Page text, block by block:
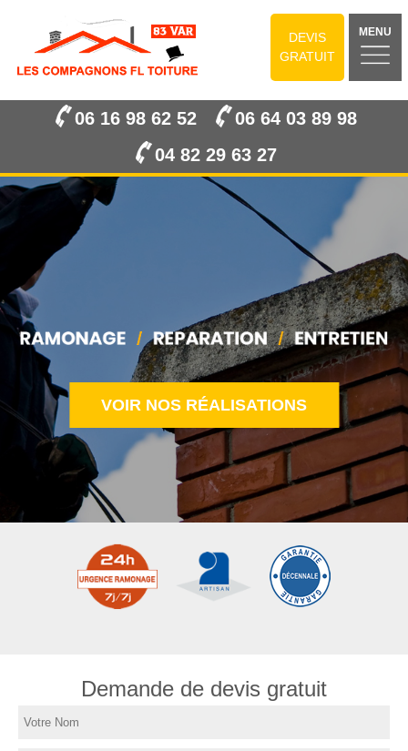
DEVIS
GRATUIT
MENU
06 16 98 62 52
06 64 03 89 98
04 82 29 63 27
VOIR NOS RÉALISATIONS
Demande de devis gratuit